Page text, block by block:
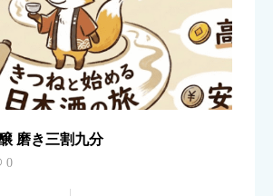
磨き三割九分
0